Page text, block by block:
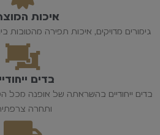
איכות
גימורים מדויקים, איכות תפירה מהטובות
בדים
בדים ייחודיים בהשראתה של אופנה מכל
ותחרה